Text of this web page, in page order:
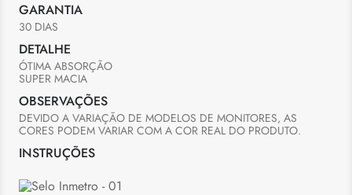
DETALHE
ÓTIMA ABSORÇÃO
SUPER MACIA
GARANTIA
30 DIAS
OBSERVAÇÕES
DEVIDO A VARIAÇÃO DE MODELOS DE MONITORES, AS
CORES PODEM VARIAR COM A COR REAL DO PRODUTO.
INSTRUÇÕES